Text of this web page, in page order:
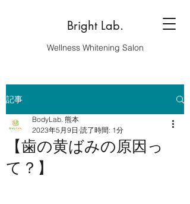
Bright Lab.
Wellness Whitening Salon
記事
【歯の黄ばみの原因っ
て？】
BodyLab. 熊本
2023年5月9日 読了時間: 1分